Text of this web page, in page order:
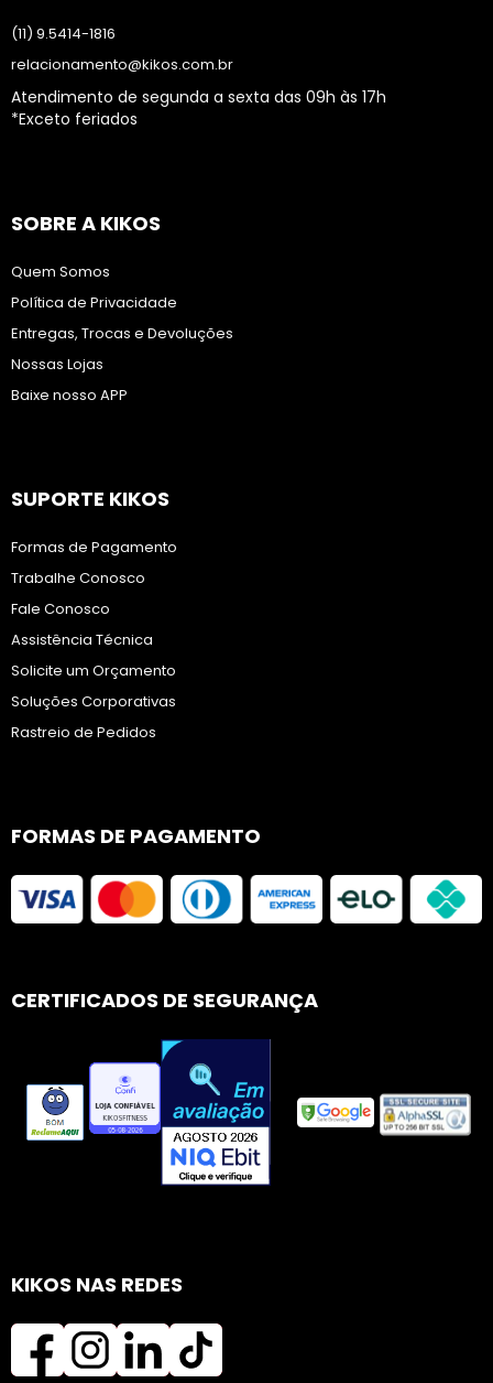
(11) 9.5414-1816
relacionamento@kikos.com.br
Atendimento de segunda a sexta das 09h às 17h
*Exceto feriados
SOBRE A KIKOS
Quem Somos
Política de Privacidade
Entregas, Trocas e Devoluções
Nossas Lojas
Baixe nosso APP
SUPORTE KIKOS
Formas de Pagamento
Trabalhe Conosco
Fale Conosco
Assistência Técnica
Solicite um Orçamento
Soluções Corporativas
Rastreio de Pedidos
FORMAS DE PAGAMENTO
CERTIFICADOS DE SEGURANÇA
KIKOS NAS REDES